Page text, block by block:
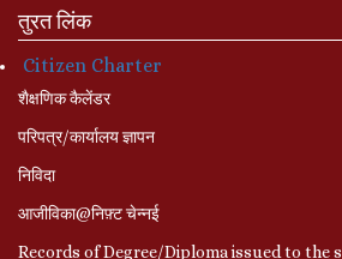
तुरत लिंक
Citizen Charter
शैक्षणिक कैलेंडर
परिपत्र/कार्यालय ज्ञापन
निविदा
आजीविका@निफ़्ट चेन्नई
Records of Degree/Diploma issued to the